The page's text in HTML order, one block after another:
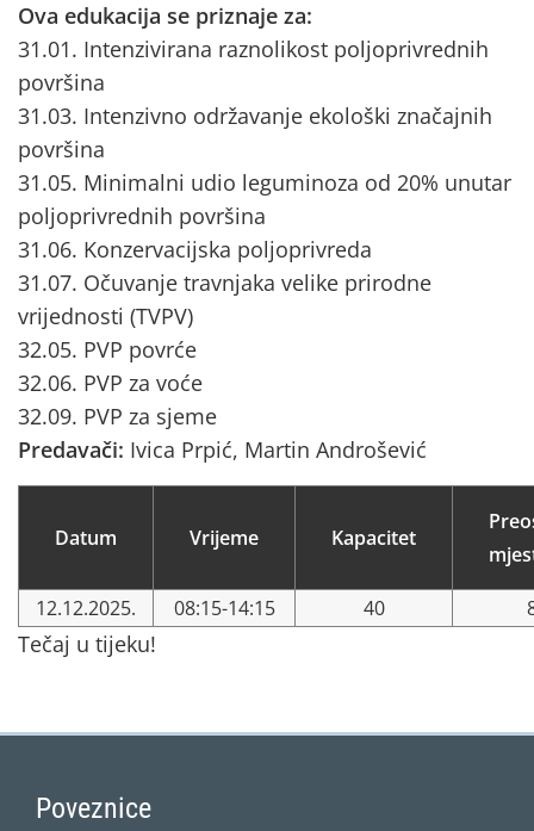
Ova edukacija se priznaje za:
31.01. Intenzivirana raznolikost poljoprivrednih
površina
31.03. Intenzivno održavanje ekološki značajnih
površina
31.05. Minimalni udio leguminoza od 20% unutar
poljoprivrednih površina
31.06. Konzervacijska poljoprivreda
31.07. Očuvanje travnjaka velike prirodne
vrijednosti (TVPV)
32.05. PVP povrće
32.06. PVP za voće
32.09. PVP za sjeme
Predavači: Ivica Prpić, Martin Androšević
Datum Vrijeme Kapacitet
12.12.2025. 08:15-14:15 40
Tečaj u tijeku!
Poveznice